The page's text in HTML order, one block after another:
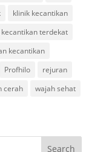
klinik kecantikan
kecantikan terdekat
kecantikan
Profhilo
rejuran
cerah
wajah sehat